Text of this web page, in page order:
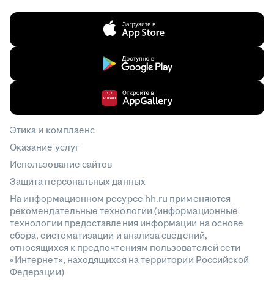
Этика и комплаенс
Оказание услуг
Использование сайтов
Защита персональных данных
На информационном ресурсе hh.ru применяются
рекомендательные технологии(информационные
технологии предоставления информации на основе
сбора, систематизации и анализа сведений,
относящихся к предпочтениям пользователей сети
«Интернет», находящихся на территории Российской
Федерации)